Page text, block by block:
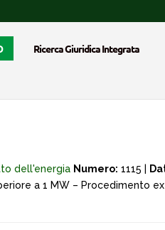
Ricerca Giuridica Integrata
dell'energia Numero: 1115 |
a 1 MW – Procedimento